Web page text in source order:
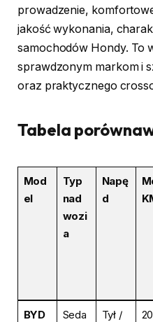
prowadzenie,
jakość wykonania,
samochodów Hondy. To
sprawdzonym markom i
oraz praktycznego
Tabela
Mod
el
Typ
nad
wozi
a
Napę
d
BYD
Seda
Tył /